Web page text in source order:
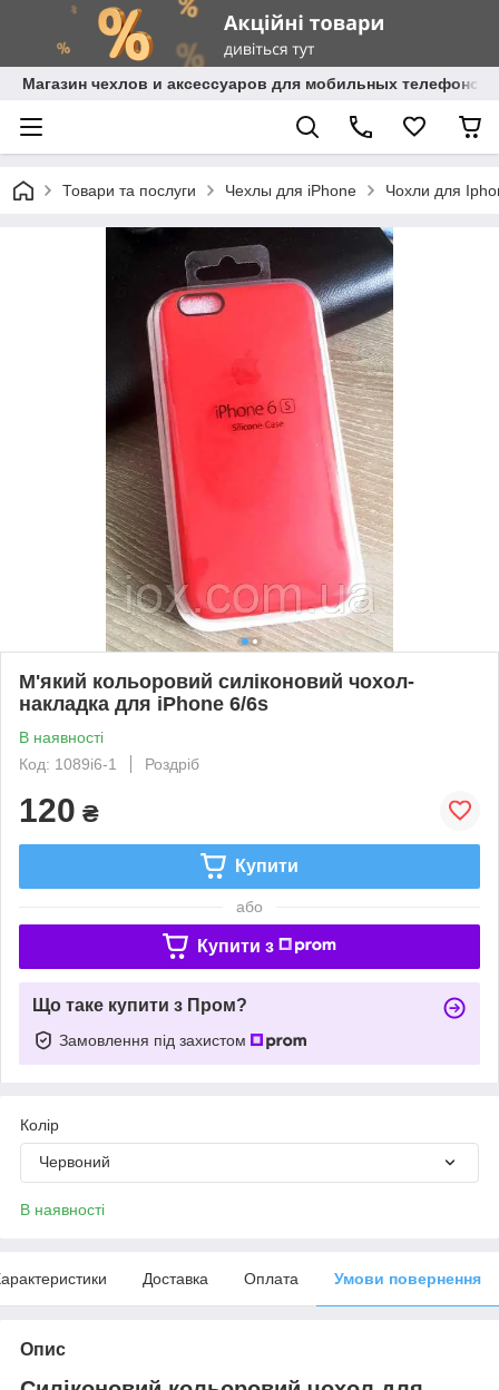
Магазин чехлов и аксессуаров для мобильных телефонов
Товари та послуги Чехлы для iPhone Чохли для
М'який кольоровий силіконовий чохол-
накладка для iPhone 6/6s
В наявності
Код: 1089i6-1
Роздріб
120 ₴
Купити
або
Купити з
Що таке купити з Пром?
Замовлення під захистом
Колір
Червоний
В наявності
Доставка Оплата Умови повернення
Опис